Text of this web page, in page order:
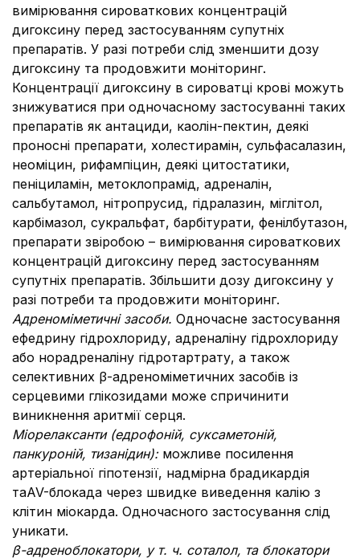
вимірювання сироваткових концентрацій
дигоксину перед застосуванням супутніх
препаратів. У разі потреби слід зменшити дозу
дигоксину та продовжити моніторинг.
Концентрації дигоксину в сироватці крові можуть
знижуватися при одночасному застосуванні таких
препаратів як антациди, каолін-пектин, деякі
проносні препарати, холестирамін, сульфасалазин,
неоміцин, рифампіцин, деякі цитостатики,
пеніциламін, метоклопрамід, адреналін,
сальбутамол, нітропрусид, гідралазин, міглітол,
карбімазол, сукральфат, барбітурати, фенілбутазон,
препарати звіробою – вимірювання сироваткових
концентрацій дигоксину перед застосуванням
супутніх препаратів. Збільшити дозу дигоксину у
разі потреби та продовжити моніторинг.
Адреноміметичні засоби. Одночасне застосування
ефедрину гідрохлориду, адреналіну гідрохлориду
або норадреналіну гідротартрату, а також
селективних β-адреноміметичних засобів із
серцевими глікозидами може спричинити
виникнення аритмії серця.
Міорелаксанти (едрофоній, суксаметоній,
панкуроній, тизанідин): можливе посилення
артеріальної гіпотензії, надмірна брадикардія
таAV-блокада через швидке виведення калію з
клітин міокарда. Одночасного застосування слід
уникати.
β-адреноблокатори, у т. ч. соталол, та блокатори